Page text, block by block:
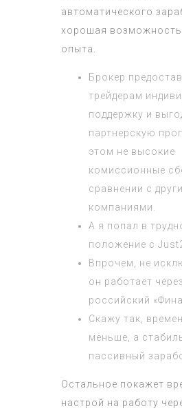
автоматического
хорошая возможность
опыта.
Брокер
трейдерам
поддержку и
партнерскую
этом не высокие
комиссионные
сравнении с
компаниями.
А я попал в
положение с
Впрочем, не
он работает через
российский
Скажу так,
меньше, а
пассивный
Остальное покажет
настрой на работу